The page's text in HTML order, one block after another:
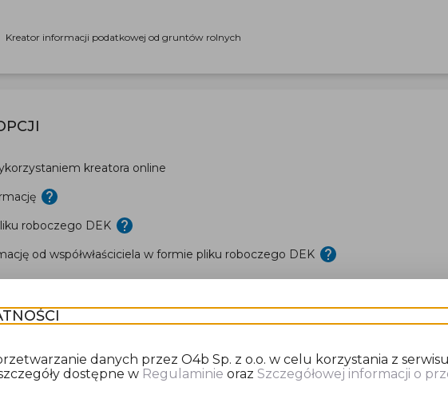
Kreator informacji podatkowej od gruntów rolnych
kreatora online
roboczego DEK
od współwłaściciela w formie pliku roboczego DEK
poprosimy Cię o dokonanie opłaty za przygotowanie informacji
danych przez O4b Sp. z o.o. w celu korzystania z
dostępne w Regulaminie orazSzczegółowej informacji o